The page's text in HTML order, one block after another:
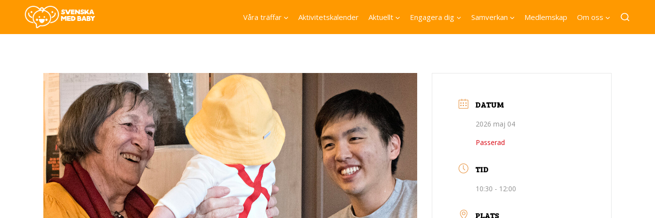
Våra träffar Aktivitetskalender Aktuellt Engagera dig Samverkan Medlemskap Om oss
DATUM
2026 maj 04
Passerad
TID
10:30 - 12:00
PLATS